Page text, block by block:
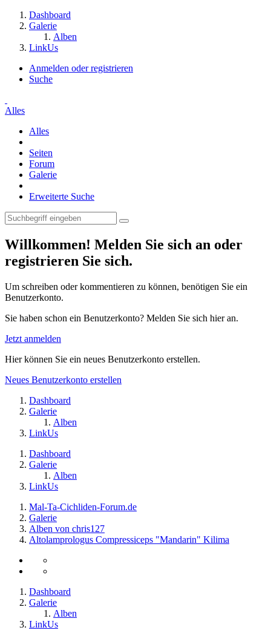
Dashboard
Galerie
Alben
LinkUs
Anmelden oder registrieren
Suche
Alles
Alles
Seiten
Forum
Galerie
Erweiterte Suche
Willkommen! Melden Sie sich an oder
registrieren Sie sich.
Um schreiben oder kommentieren zu können, benötigen Sie ein
Benutzerkonto.
Sie haben schon ein Benutzerkonto? Melden Sie sich hier an.
Jetzt anmelden
Hier können Sie ein neues Benutzerkonto erstellen.
Neues Benutzerkonto erstellen
Dashboard
Galerie
Alben
LinkUs
Dashboard
Galerie
Alben
LinkUs
Mal-Ta-Cichliden-Forum.de
Galerie
Alben von chris127
Altolamprologus Compressiceps "Mandarin" Kilima
Dashboard
Galerie
Alben
LinkUs